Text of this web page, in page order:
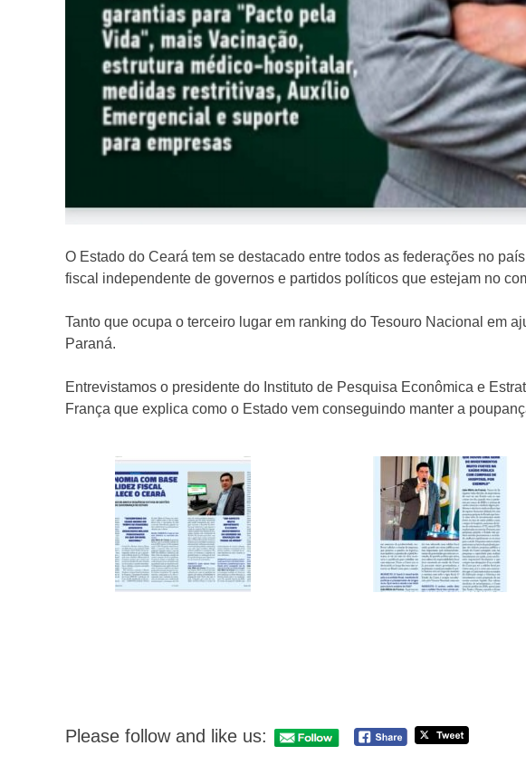
O Estado do Ceará tem se destacado entre todos as federações no
fiscal independente de governos e partidos políticos que estejam no
Tanto que ocupa o terceiro lugar em ranking do Tesouro Nacional em
Paraná.
Entrevistamos o presidente do Instituto de Pesquisa Econômica e
França que explica como o Estado vem conseguindo manter a
Please follow and like us: